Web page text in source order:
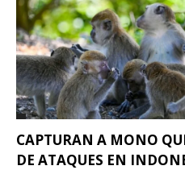
CAPTURAN A MONO
DE ATAQUES EN